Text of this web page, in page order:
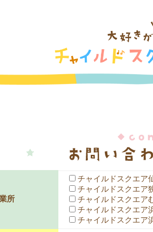
所
チャイルドスクエア
チャイルドスクエア
チャイルドスクエア
チャイルドスクエア
チャイルドスクエア